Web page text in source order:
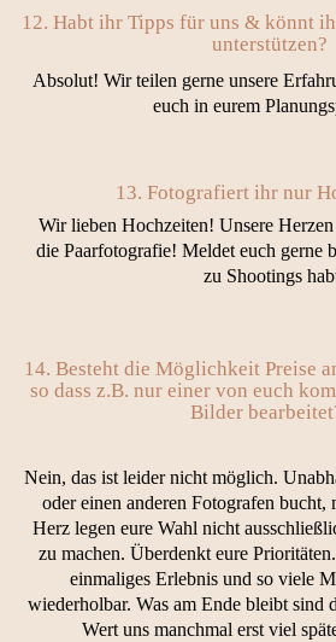
12. Habt ihr Tipps für uns & könnt
unterstützen?
Absolut! Wir teilen gerne unsere
euch in eurem
13. Fotografiert ihr nur
Wir lieben Hochzeiten! Unsere
die Paarfotografie! Meldet euch gerne
zu Shootings
14. Besteht die Möglichkeit Preise
so dass z.B. nur einer von euch
Bilder
Nein, das ist leider nicht möglich.
oder einen anderen Fotografen bucht,
Herz legen eure Wahl nicht
zu machen. Überdenkt eure
einmaliges Erlebnis und so viele
wiederholbar. Was am Ende bleibt sind
Wert uns manchmal erst viel